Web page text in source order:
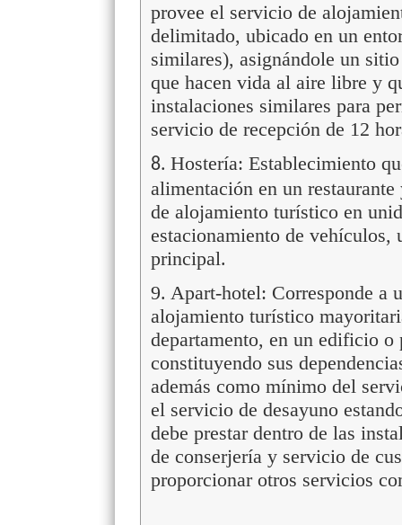
provee el servicio de
delimitado, ubicado en un
similares), asignándole un
que hacen vida al aire libre y
instalaciones similares para
servicio de recepción de 12
8. Hostería: Establecimiento
alimentación en un
de alojamiento turístico en
estacionamiento de
principal.
9. Apart-hotel: Corresponde a
alojamiento turístico
departamento, en un edificio
constituyendo sus
además como mínimo del
el servicio de desayuno
debe prestar dentro de las
de conserjería y servicio de
proporcionar otros servicios